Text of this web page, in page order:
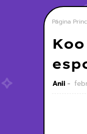
Página
Anii